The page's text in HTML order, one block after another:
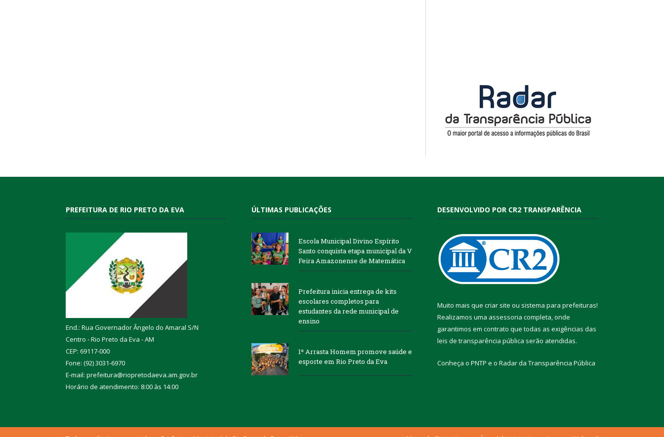
PREFEITURA DE RIO PRETO DA EVA
End.: Rua Governador Ângelo do Amaral S/N
Centro - Rio Preto da Eva - AM
CEP: 69117-000
Fone: (92) 3031-6970
E-mail: prefeitura@riopretodaeva.am.gov.br
Horário de atendimento: 8:00 às 14:00
ÚLTIMAS PUBLICAÇÕES
Escola Municipal Divino Espírito
Santo conquista etapa municipal da V
Feira Amazonense de Matemática
Prefeitura inicia entrega de kits
escolares completos para
estudantes da rede municipal de
ensino
1º Arrasta Homem promove saúde e
esporte em Rio Preto da Eva
DESENVOLVIDO POR CR2 TRANSPARÊNCIA
Muito mais que criar site ou sistema para prefeituras!
Realizamos uma assessoria completa, onde
garantimos em contrato que todas as exigências das
leis de transparência pública serão atendidas.
Conheça o PNTP e o Radar da Transparência Pública